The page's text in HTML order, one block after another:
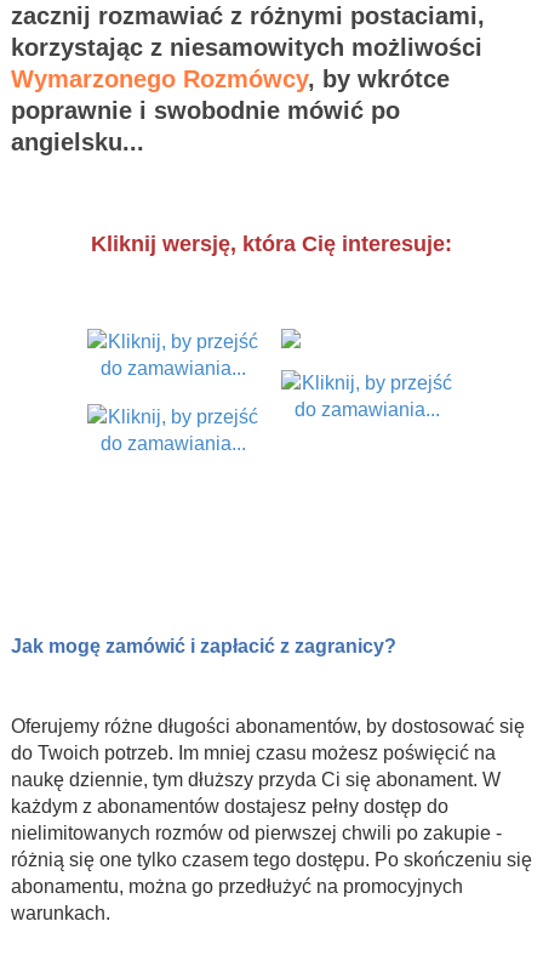
zacznij rozmawiać z różnymi postaciami,
korzystając z niesamowitych możliwości
Wymarzonego Rozmówcy, by wkrótce
poprawnie i swobodnie mówić po
angielsku...
Kliknij wersję, która Cię interesuje:
Jak mogę zamówić i zapłacić z zagranicy?
Oferujemy różne długości abonamentów, by dostosować się
do Twoich potrzeb. Im mniej czasu możesz poświęcić na
naukę dziennie, tym dłuższy przyda Ci się abonament. W
każdym z abonamentów dostajesz pełny dostęp do
nielimitowanych rozmów od pierwszej chwili po zakupie -
różnią się one tylko czasem tego dostępu. Po skończeniu się
abonamentu, można go przedłużyć na promocyjnych
warunkach.